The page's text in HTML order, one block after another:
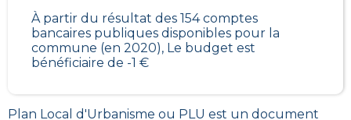
À partir du résultat des 154 comptes
bancaires publiques disponibles pour la
commune (en 2020), Le budget est
bénéficiaire de -1 €
Plan Local d'Urbanisme ou PLU est un document